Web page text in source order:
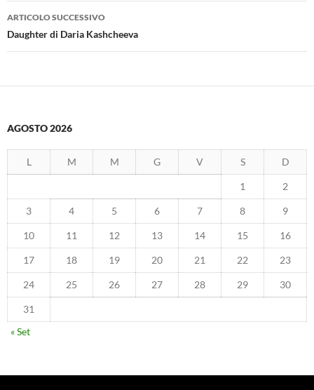
ARTICOLO SUCCESSIVO
Daughter di Daria Kashcheeva
AGOSTO 2026
L M M G V S D
1 2
3 4 5 6 7 8 9
10 11 12 13 14 15 16
17 18 19 20 21 22 23
24 25 26 27 28 29 30
31
« Set